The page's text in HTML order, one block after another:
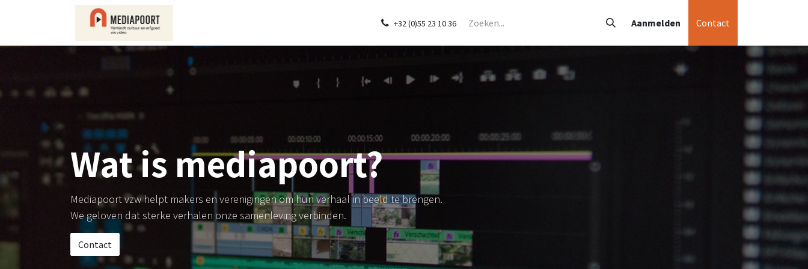
Overslaan naar inhoud
Contact Afspraak Bedrijfsradio of Bedrijfs TV
+32 (0)55 23 10 36 Aanmelden Contact
Wat is mediapoort?
Mediapoort vzw helpt makers en verenigingen om hun verhaal in beeld te brengen.
We geloven dat sterke verhalen onze samenleving verbinden.
Contact